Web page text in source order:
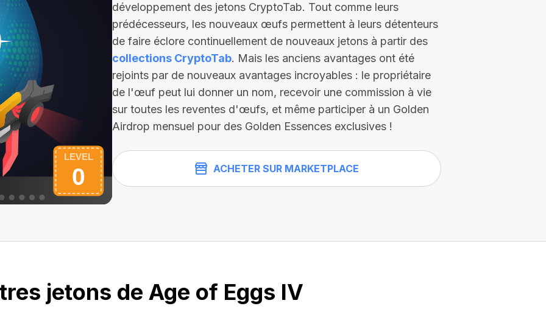
développement des jetons CryptoTab. Tout comme leurs
prédécesseurs, les nouveaux œufs permettent à leurs détenteurs
de faire éclore continuellement de nouveaux jetons à partir des
collections CryptoTab. Mais les anciens avantages ont été
rejoints par de nouveaux avantages incroyables : le propriétaire
de l'œuf peut lui donner un nom, recevoir une commission à vie
sur toutes les reventes d'œufs, et même participer à un Golden
Airdrop mensuel pour des Golden Essences exclusives !
ACHETER SUR MARKETPLACE
jetons de Age of Eggs IV